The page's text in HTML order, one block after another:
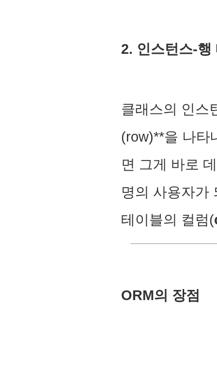
2. 인스턴스-행
클래스의 인스
(row)**을 나타
면 그게 바로
명의 사용자가
테이블의 컬럼(
ORM의 장점